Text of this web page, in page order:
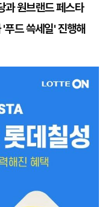
과 원브랜드 페스타
드 쓱세일' 진행해